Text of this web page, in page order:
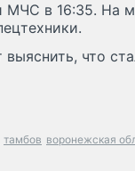
в 16:35. На
что
тамбов воронежская